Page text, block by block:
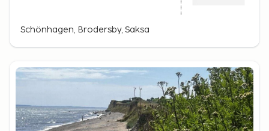
Schönhagen, Brodersby, Saksa